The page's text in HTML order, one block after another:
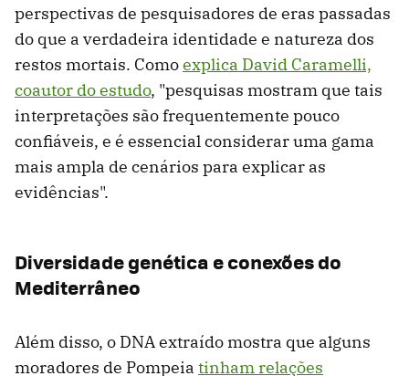
perspectivas de pesquisadores de eras passadas
do que a verdadeira identidade e natureza dos
restos mortais. Comoexplica David Caramelli,
coautor do estudo, "pesquisas mostram que tais
interpretações são frequentemente pouco
confiáveis, e é essencial considerar uma gama
mais ampla de cenários para explicar as
evidências".
Diversidade genética e conexões do
Mediterrâneo
Além disso, o DNA extraído mostra que alguns
moradores de Pompeia tinham relações